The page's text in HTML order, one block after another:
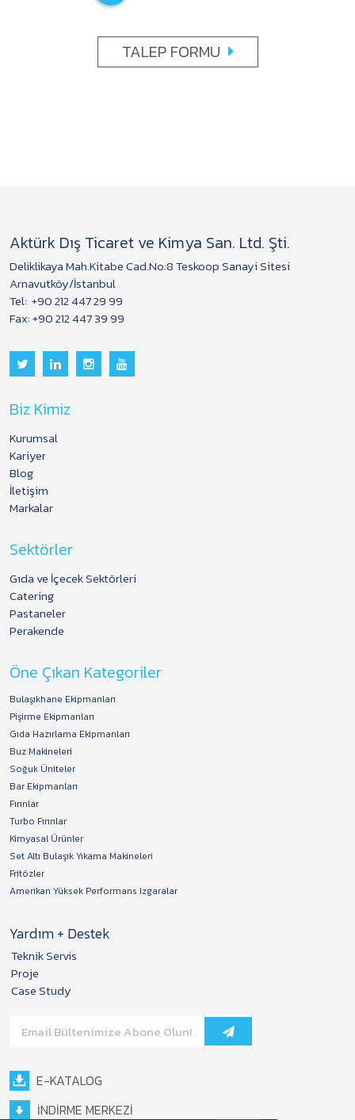
TALEP FORMU
Aktürk Dış Ticaret ve Kimya San. Ltd. Şti.
Deliklikaya Mah.Kitabe Cad.No:8 Teskoop Sanayi Sitesi
Arnavutköy/İstanbul
Tel: +90 212 447 29 99
Fax: +90 212 447 39 99
Biz Kimiz
Kurumsal
Kariyer
Blog
İletişim
Markalar
Sektörler
Gıda ve İçecek Sektörleri
Catering
Pastaneler
Perakende
Öne Çıkan Kategoriler
Bulaşıkhane Ekipmanları
Pişirme Ekipmanları
Gıda Hazırlama Ekipmanları
Buz Makineleri
Soğuk Üniteler
Bar Ekipmanları
Fırınlar
Turbo Fırınlar
Kimyasal Ürünler
Set Altı Bulaşık Yıkama Makineleri
Fritözler
Amerikan Yüksek Performans Izgaralar
Yardım + Destek
Teknik Servis
Proje
Case Study
E-KATALOG
İNDİRME MERKEZİ